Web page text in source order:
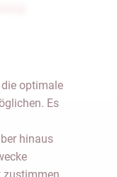
optimale
Es
hinaus